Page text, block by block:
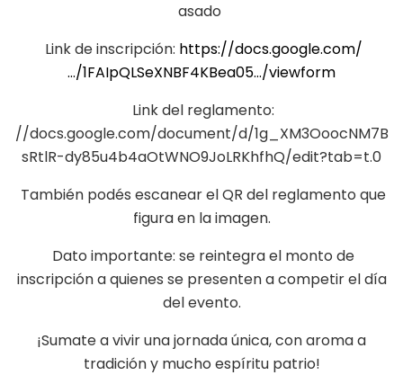
asado
Link de inscripción: https://docs.google.com/
…/1FAIpQLSeXNBF4KBea05…/viewform
Link del reglamento:
//docs.google.com/document/d/1g_XM3OoocNM7B
sRtlR-dy85u4b4aOtWNO9JoLRKhfhQ/edit?tab=t.0
También podés escanear el QR del reglamento que
figura en la imagen.
Dato importante: se reintegra el monto de
inscripción a quienes se presenten a competir el día
del evento.
¡Sumate a vivir una jornada única, con aroma a
tradición y mucho espíritu patrio!